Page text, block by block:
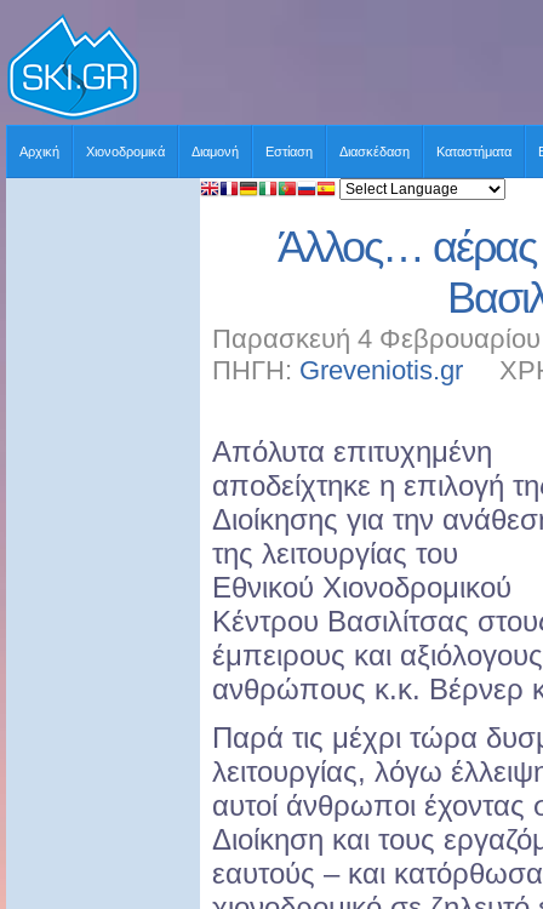
Αρχική Χιονοδρομικά Διαμονή Εστίαση Διασκέδαση Καταστήματα
Άλλος… αέρας
Παρασκευή 4
ΠΗΓΗ: Greveniotis.gr
Απόλυτα επιτυχημένη
αποδείχτηκε η επιλογή
Διοίκησης για την
της λειτουργίας του
Εθνικού Χιονοδρομικού
Κέντρου Βασιλίτσας
έμπειρους και αξιόλογους
ανθρώπους κ.κ. Βέρνερ
Παρά τις μέχρι τώρα
λειτουργίας, λόγω
αυτοί άνθρωποι έχοντας
Διοίκηση και τους
εαυτούς – και